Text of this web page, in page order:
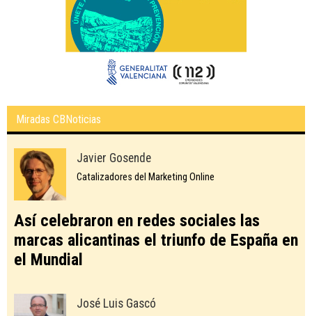
Miradas CBNoticias
Javier Gosende
Catalizadores del Marketing Online
Así celebraron en redes sociales las
marcas alicantinas el triunfo de España en
el Mundial
José Luis Gascó